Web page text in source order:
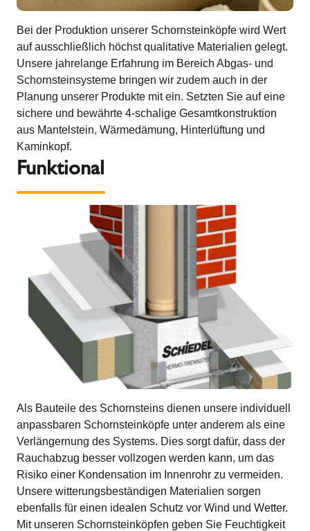
Bei der Produktion unserer Schornsteinköpfe wird Wert
auf ausschließlich höchst qualitative Materialien gelegt.
Unsere jahrelange Erfahrung im Bereich Abgas- und
Schornsteinsysteme bringen wir zudem auch in der
Planung unserer Produkte mit ein. Setzten Sie auf eine
sichere und bewährte 4-schalige Gesamtkonstruktion
aus Mantelstein, Wärmedämung, Hinterlüftung und
Kaminkopf.
Funktional
Als Bauteile des Schornsteins dienen unsere individuell
anpassbaren Schornsteinköpfe unter anderem als eine
Verlängernung des Systems. Dies sorgt dafür, dass der
Rauchabzug besser vollzogen werden kann, um das
Risiko einer Kondensation im Innenrohr zu vermeiden.
Unsere witterungsbeständigen Materialien sorgen
ebenfalls für einen idealen Schutz vor Wind und Wetter.
Mit unseren Schornsteinköpfen geben Sie Feuchtigkeit